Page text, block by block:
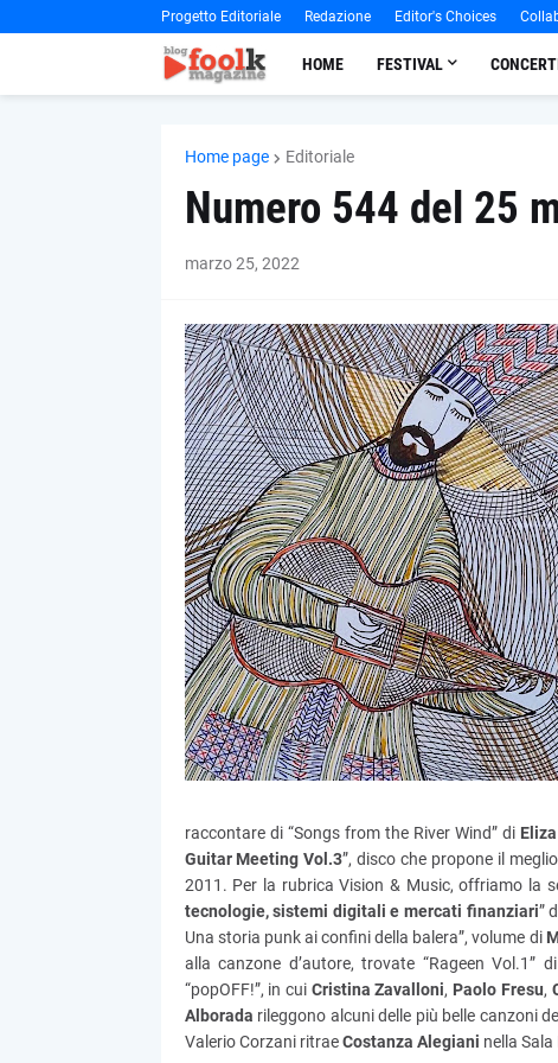
Progetto Editoriale Redazione Editor's Choices
HOME FESTIVAL
Home page Editoriale
Numero 544 del 25
marzo 25, 2022
raccontare di “Songs from the River Wind” di
Guitar Meeting Vol.3”, disco che propone il
2011. Per la rubrica Vision & Music, offriamo la
tecnologie, sistemi digitali e mercati finanziari”
Una storia punk ai confini della balera”, volume di
alla canzone d’autore, trovate “Rageen Vol.1”
“popOFF!”, in cui Cristina Zavalloni, Paolo Fresu,
Alborada rileggono alcuni delle più belle canzoni
Valerio Corzani ritraeCostanza Alegiani nella